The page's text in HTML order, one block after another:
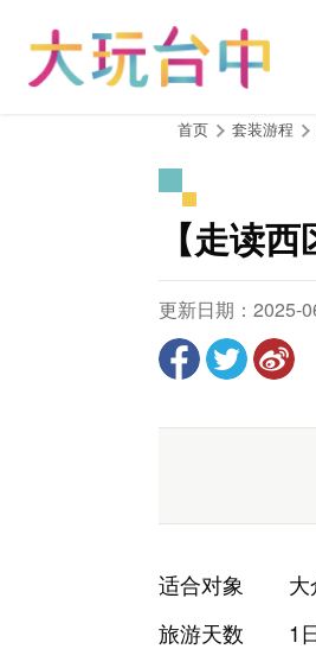
首页 套装游程
【走读
更新日期：2025-
适合对象
旅游天数
1